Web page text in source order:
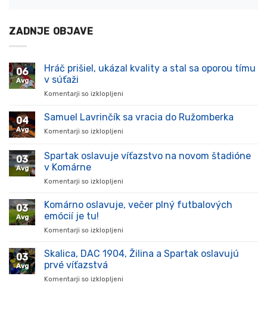
ZADNJE OBJAVE
06
Avg
Hráč prišiel, ukázal kvality a stal sa oporou tímu
v súťaži
Komentarji so izklopljeni
prišiel,
stal
súťaži
04
Avg
Samuel Lavrinčík sa vracia do Ružomberka
Komentarji so izklopljeni
Lavrinčík
sa
03
Avg
Spartak oslavuje víťazstvo na novom štadióne
v Komárne
Komentarji so izklopljeni
oslavuje
v
03
Avg
Komárno oslavuje, večer plný futbalových
emócií je tu!
Komentarji so izklopljeni
oslavuje,
03
Avg
Skalica, DAC 1904, Žilina a Spartak oslavujú
prvé víťazstvá
Komentarji so izklopljeni